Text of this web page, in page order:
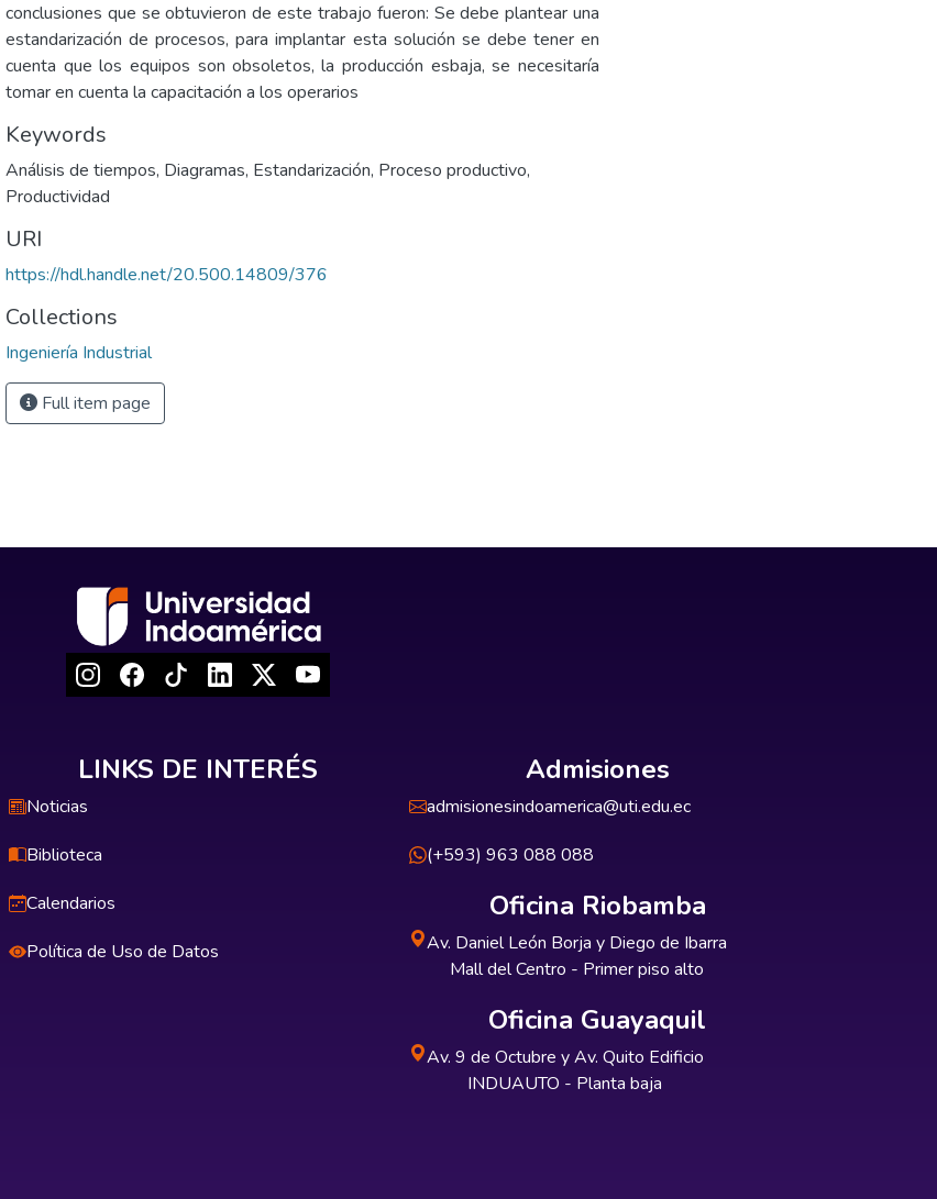
conclusiones que se obtuvieron de este trabajo fueron: Se debe plantear una
estandarización de procesos, para implantar esta solución se debe tener en
cuenta que los equipos son obsoletos, la producción esbaja, se necesitaría
tomar en cuenta la capacitación a los operarios
Keywords
Análisis de tiempos, Diagramas, Estandarización, Proceso productivo,
Productividad
URI
https://hdl.handle.net/20.500.14809/376
Collections
Ingeniería Industrial
Full item page
LINKS DE INTERÉS
Noticias
Biblioteca
Calendarios
Política de Uso de Datos
Admisiones
admisionesindoamerica@uti.edu.ec
(+593) 963 088 088
Oficina Riobamba
Av. Daniel León Borja y Diego de Ibarra
Mall del Centro - Primer piso alto
Oficina Guayaquil
Av. 9 de Octubre y Av. Quito Edificio
INDUAUTO - Planta baja